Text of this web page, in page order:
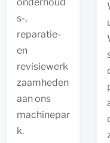
s-,
reparatie-
en
revisiewerk
zaamheden
aan ons
machinepar
k.